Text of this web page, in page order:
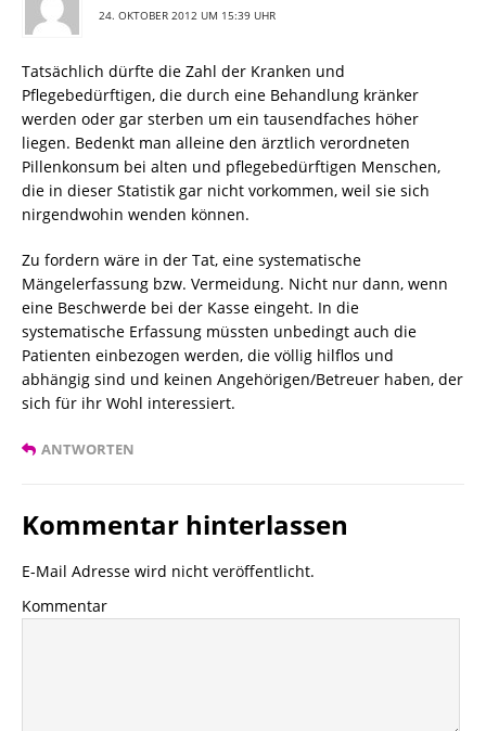
24. OKTOBER 2012 UM 15:39 UHR
Tatsächlich dürfte die Zahl der Kranken und
Pflegebedürftigen, die durch eine Behandlung kränker
werden oder gar sterben um ein tausendfaches höher
liegen. Bedenkt man alleine den ärztlich verordneten
Pillenkonsum bei alten und pflegebedürftigen Menschen,
die in dieser Statistik gar nicht vorkommen, weil sie sich
nirgendwohin wenden können.
Zu fordern wäre in der Tat, eine systematische
Mängelerfassung bzw. Vermeidung. Nicht nur dann, wenn
eine Beschwerde bei der Kasse eingeht. In die
systematische Erfassung müssten unbedingt auch die
Patienten einbezogen werden, die völlig hilflos und
abhängig sind und keinen Angehörigen/Betreuer haben, der
sich für ihr Wohl interessiert.
ANTWORTEN
Kommentar hinterlassen
E-Mail Adresse wird nicht veröffentlicht.
Kommentar